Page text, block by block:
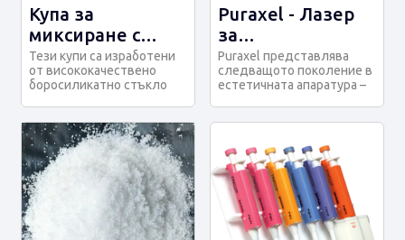
Купа за
миксиране с
пластмасов
капак
Тези купи са изработени
от висококачествено
боросиликатно стъкло
Puraxel - Лазер
за
трансдермална
доставка на
съставки
Puraxel представлява
следващото поколение в
естетичната апаратура –